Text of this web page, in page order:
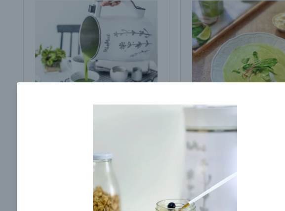
Brokolicová polievka s
cviklovými listami
00:25